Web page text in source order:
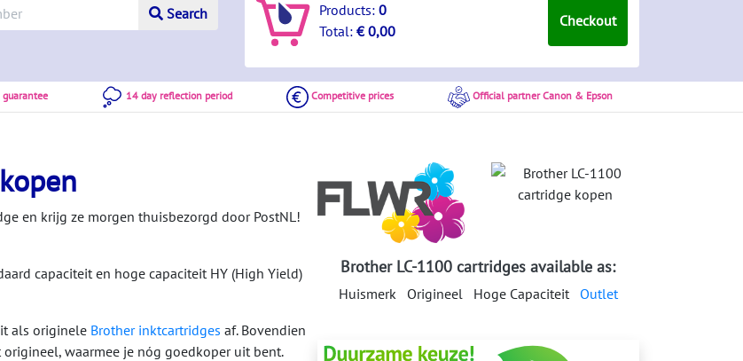
Search Products:0
Total:€ 0,00
Checkout
14 day reflection period Competitive prices Official partner Canon & Epson
en krijg ze morgen thuisbezorgd door PostNL!
capaciteit en hoge capaciteit HY (High Yield)
als originele Brother inktcartridges af. Bovendien
waarmee je nóg goedkoper uit bent.
Brother LC-1100 cartridges available as:
Huismerk Origineel Hoge Capaciteit Outlet